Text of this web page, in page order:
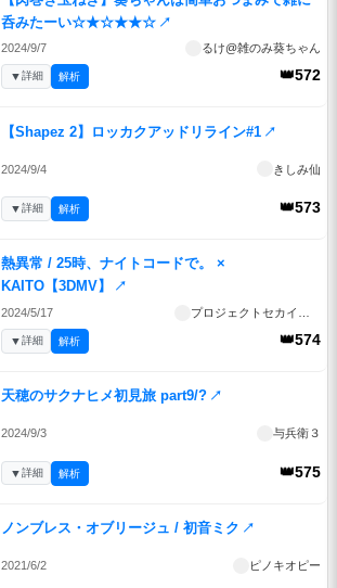
呑みたーい☆★☆★★☆ ↗
2024/9/7 るけ@雑のみ葵ちゃん
👑572
▼詳細 解析
【Shapez 2】ロッカクアッドリライン#1 ↗
2024/9/4 きしみ仙
👑573
▼詳細 解析
熱異常 / 25時、ナイトコードで。 ×
KAITO【3DMV】
↗
2024/5/17
👑574
▼詳細 解析
天穂のサクナヒメ初見旅 part9/? ↗
2024/9/3 与兵衛３
👑575
▼詳細 解析
ノンブレス・オブリージュ / 初音ミク ↗
2021/6/2 ピノキオピー